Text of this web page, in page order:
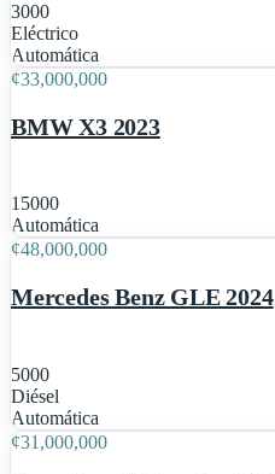
3000
Eléctrico
Automática
1
¢33,000,000
BMW X3 2023
15000
Automática
1
¢48,000,000
Mercedes Benz GLE 2024
5000
Diésel
Automática
1
¢31,000,000